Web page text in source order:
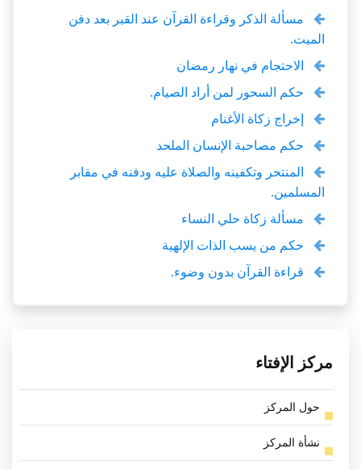
مسألة الذكر وقراءة القرآن عند القبر بعد دفن
الميت.
الاحتجام في نهار رمضان
حكم السحور لمن أراد الصيام.
إخراج زكاة الأغنام
حكم مصاحبة الإنسان الملحد
المنتحر وتكفينه والصلاة عليه ودفنه في مقابر
المسلمين.
مسألة زكاة حلي النساء
حكم من يسب الذات الإلهية
قراءة القرآن بدون وضوء.
مركز الإفتاء
حول المركز
نشأة المركز